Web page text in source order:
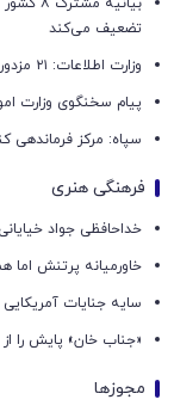
تضعیف می‌کند
وزارت اطلاعات: ۲۱ مزدور موساد و ۴ شرور مسلح در کرمان بازداشت شدند
پیام سخنگوی وزارت
سپاه: مرکز فرماندهی
فرهنگی هنری
خداحافظی جواد
خاورمیانه پرتنش اما
سایه جنایات آمریکایی
«جناب خان» پایش را
مجوزها